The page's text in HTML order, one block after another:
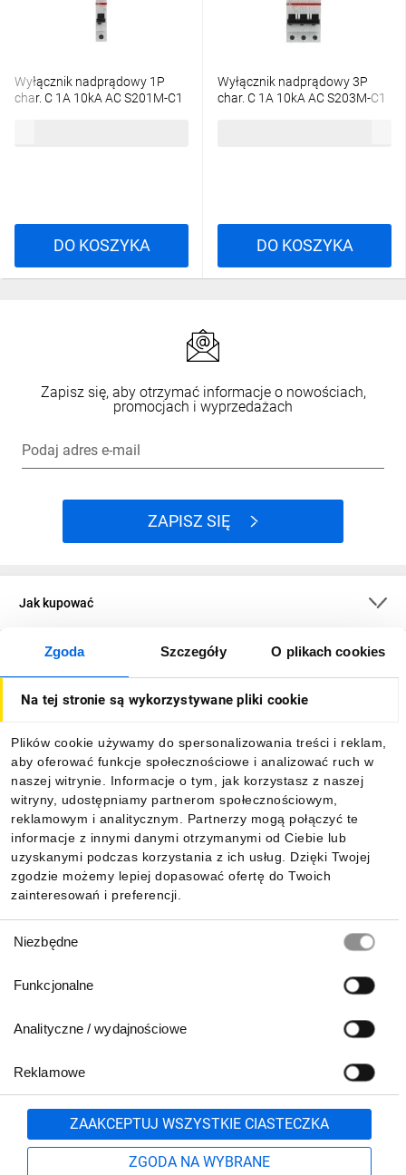
Zgoda Szczegóły O plikach cookies
Na tej stronie są wykorzystywane pliki cookie
Plików cookie używamy do spersonalizowania treści i reklam,
aby oferować funkcje społecznościowe i analizować ruch w
naszej witrynie. Informacje o tym, jak korzystasz z naszej
witryny, udostępniamy partnerom społecznościowym,
reklamowym i analitycznym. Partnerzy mogą połączyć te
informacje z innymi danymi otrzymanymi od Ciebie lub
uzyskanymi podczas korzystania z ich usług. Dzięki Twojej
zgodzie możemy lepiej dopasować ofertę do Twoich
zainteresowań i preferencji.
zgody
Niezbędne
Funkcjonalne
Analityczne / wydajnościowe
Reklamowe
ZAAKCEPTUJ WSZYSTKIE CIASTECZKA
ZGODA NA WYBRANE
Wyłącznik nadprądowy 1P
char. C 1A 10kA AC S201M-C1
DO KOSZYKA
Wyłącznik nadprądowy 3P
char. C 1A 10kA AC S203M-C1
DO KOSZYKA
Zapisz się, aby otrzymać informacje o nowościach,
promocjach i wyprzedażach
Podaj adres e-mail
ZAPISZ SIĘ
Jak kupować
O firmie
Informacje
Pobierz naszą aplikację mobilną:
801 500 700 lub
71 37 61 600
Formularz kontaktowy